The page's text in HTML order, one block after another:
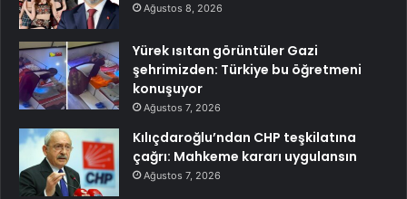
Ağustos 8, 2026
Yürek ısıtan görüntüler Gazi
şehrimizden: Türkiye bu öğretmeni
konuşuyor
Ağustos 7, 2026
Kılıçdaroğlu’ndan CHP teşkilatına
çağrı: Mahkeme kararı uygulansın
Ağustos 7, 2026